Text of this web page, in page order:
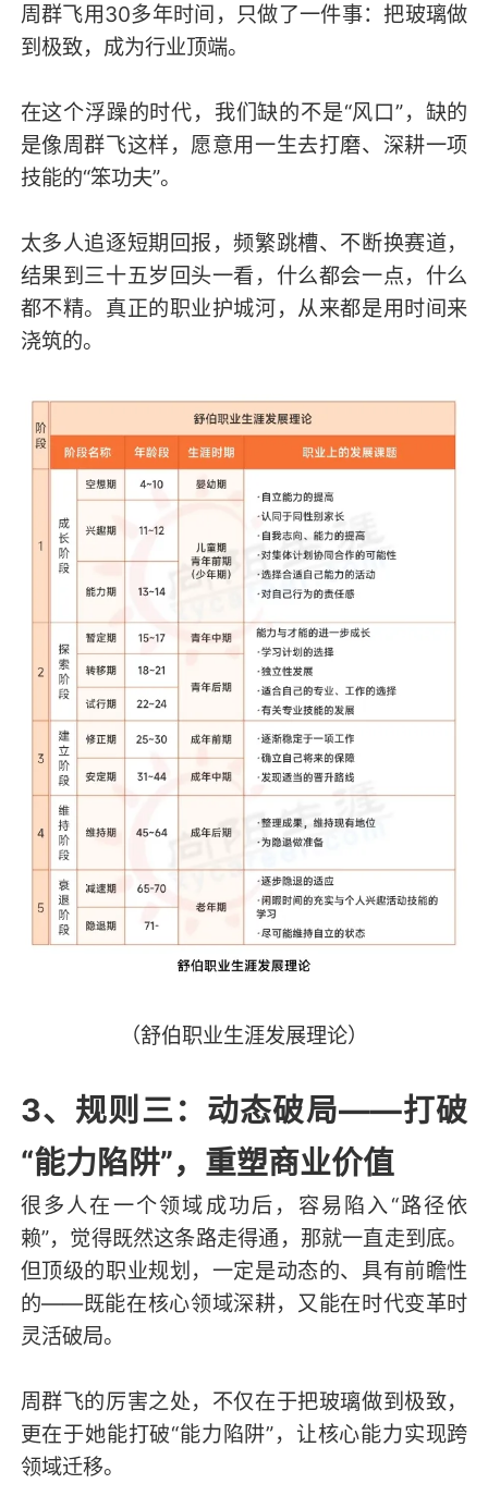
周群飞用30多年时间，只做了一件事：把玻璃做
到极致，成为行业顶端。
在这个浮躁的时代，我们缺的不是“风口”，缺的
是像周群飞这样，愿意用一生去打磨、深耕一项
技能的“笨功夫”。
太多人追逐短期回报，频繁跳槽、不断换赛道，
结果到三十五岁回头一看，什么都会一点，什么
都不精。真正的职业护城河，从来都是用时间来
浇筑的。
（舒伯职业生涯发展理论）
3、规则三：动态破局——打破
“能力陷阱”，重塑商业价值
很多人在一个领域成功后，容易陷入“路径依
赖”，觉得既然这条路走得通，那就一直走到底。
但顶级的职业规划，一定是动态的、具有前瞻性
的——既能在核心领域深耕，又能在时代变革时
灵活破局。
周群飞的厉害之处，不仅在于把玻璃做到极致，
更在于她能打破“能力陷阱”，让核心能力实现跨
领域迁移。